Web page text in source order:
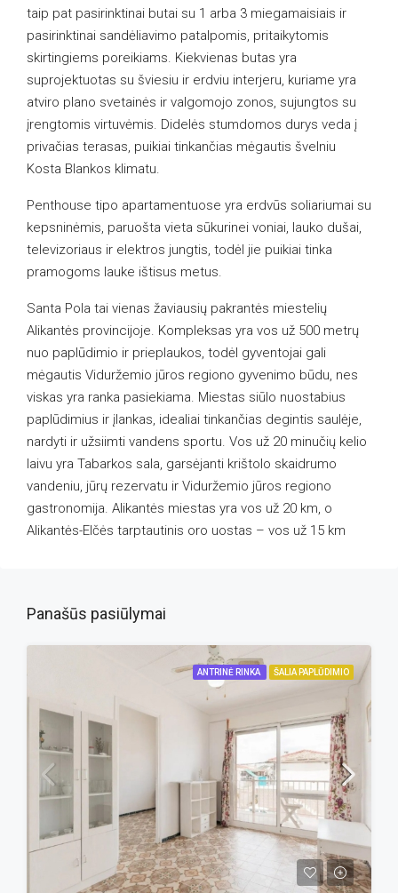
taip pat pasirinktinai butai su 1 arba 3 miegamaisiais ir
pasirinktinai sandėliavimo patalpomis, pritaikytomis
skirtingiems poreikiams. Kiekvienas butas yra
suprojektuotas su šviesiu ir erdviu interjeru, kuriame yra
atviro plano svetainės ir valgomojo zonos, sujungtos su
įrengtomis virtuvėmis. Didelės stumdomos durys veda į
privačias terasas, puikiai tinkančias mėgautis švelniu
Kosta Blankos klimatu.
Penthouse tipo apartamentuose yra erdvūs soliariumai su
kepsninėmis, paruošta vieta sūkurinei voniai, lauko dušai,
televizoriaus ir elektros jungtis, todėl jie puikiai tinka
pramogoms lauke ištisus metus.
Santa Pola tai vienas žaviausių pakrantės miestelių
Alikantės provincijoje. Kompleksas yra vos už 500 metrų
nuo paplūdimio ir prieplaukos, todėl gyventojai gali
mėgautis Viduržemio jūros regiono gyvenimo būdu, nes
viskas yra ranka pasiekiama. Miestas siūlo nuostabius
paplūdimius ir įlankas, idealiai tinkančias degintis saulėje,
nardyti ir užsiimti vandens sportu. Vos už 20 minučių kelio
laivu yra Tabarkos sala, garsėjanti krištolo skaidrumo
vandeniu, jūrų rezervatu ir Viduržemio jūros regiono
gastronomija. Alikantės miestas yra vos už 20 km, o
Alikantės-Elčės tarptautinis oro uostas – vos už 15 km
Panašūs pasiūlymai
ANTRINĖ RINKA ŠALIA PAPLŪDIMIO